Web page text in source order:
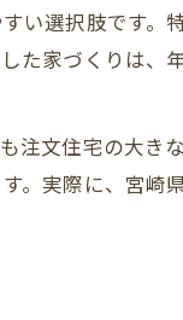
い選択肢です。
た家づくりは、
注文住宅の大き
。実際に、宮崎